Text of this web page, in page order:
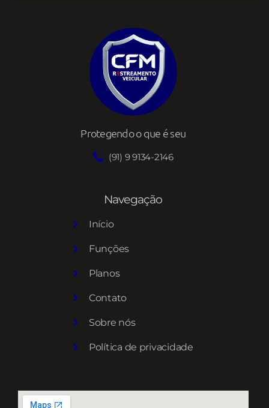
Protegendo o que é seu
(91) 9 9134-2146
Navegação
Início
Funções
Planos
Contato
Sobre nós
Política de privacidade